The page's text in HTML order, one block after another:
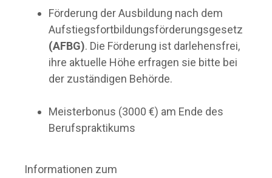
Förderung der Ausbildung nach dem
Aufstiegsfortbildungsförderungsgesetz
(AFBG). Die Förderung ist darlehensfrei,
ihre aktuelle Höhe erfragen sie bitte bei
der zuständigen Behörde.
Meisterbonus (3000 €) am Ende des
Berufspraktikums
Informationen zum